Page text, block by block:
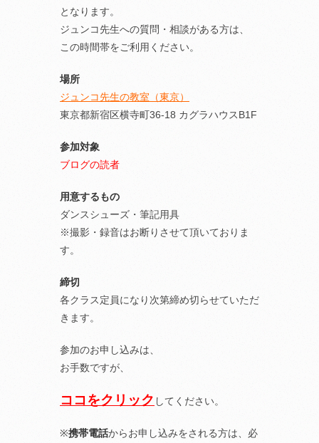
となります。
ジュンコ先生への質問・相談がある方は、
この時間帯をご利用ください。
場所
ジュンコ先生の教室（東京）
東京都新宿区横寺町36-18 カグラハウスB1F
参加対象
ブログの読者
用意するもの
ダンスシューズ・筆記用具
※撮影・録音はお断りさせて頂いておりま
す。
締切
各クラス定員になり次第締め切らせていただ
きます。
参加のお申し込みは、
お手数ですが、
ココをクリック してください。
※携帯電話からお申し込みをされる方は、必